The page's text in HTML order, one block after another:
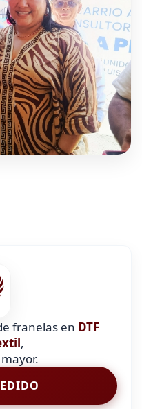
franelas en DTF
,